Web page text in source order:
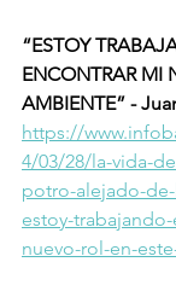
“ESTOY
ENCONTRAR MI
AMBIENTE” -
https://
4/03/28/la-vida-
potro-alejado-
estoy-
nuevo-rol-en-